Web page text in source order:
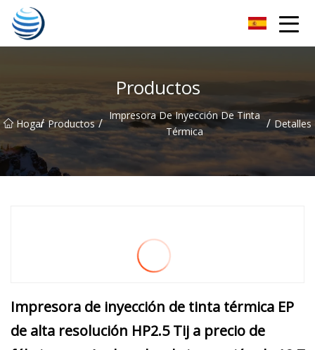
Productos
Hogar
/ Productos / Impresora De Inyección De Tinta
Térmica
/ Detalles
Impresora de inyección de tinta térmica EP
de alta resolución HP2.5 Tij a precio de